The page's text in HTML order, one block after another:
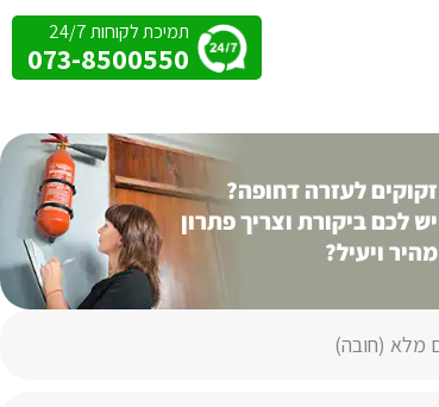
תמיכת לקוחות 24/7
073-8500550
זקוקים לעזרה דחופה?
יש לכם ביקורת וצריך פתרון
מהיר ויעיל?